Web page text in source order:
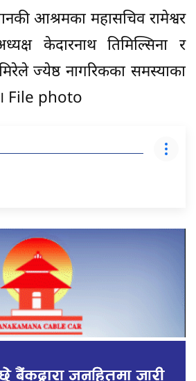
आश्रमका महासचिव रामेश्वर
केदारनाथ तिमिल्सिना र
ज्येष्ठ नागरिकका समस्याका
File photo